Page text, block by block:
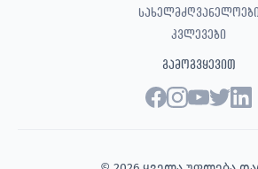
სახელმძღვანელოები
კვლევები
გამოგვყევით